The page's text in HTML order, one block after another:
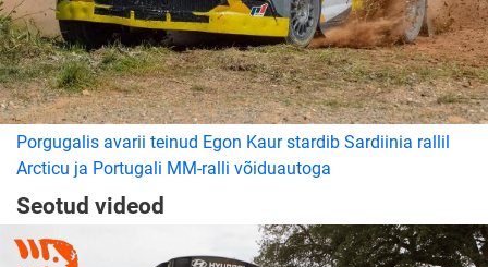
Porgugalis avarii teinud Egon Kaur stardib Sardiinia rallil
Arcticu ja Portugali MM-ralli võiduautoga
Seotud videod